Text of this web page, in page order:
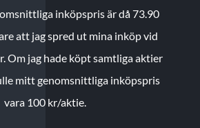
inköpspris är då 73.90
att jag spred ut mina inköp vid
Om jag hade köpt samtliga aktier
mitt genomsnittliga inköpspris
vara 100 kr/aktie.